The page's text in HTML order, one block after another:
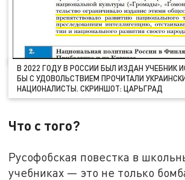
В 2022 ГОДУ В РОССИИ БЫЛ ИЗДАН УЧЕБНИК
БЫ С УДОВОЛЬСТВИЕМ ПРОЧИТАЛИ
НАЦИОНАЛИСТЫ. СКРИНШОТ: ЦАРЬГРАД
Что с того?
Русофобская повестка в
учебниках — это не только